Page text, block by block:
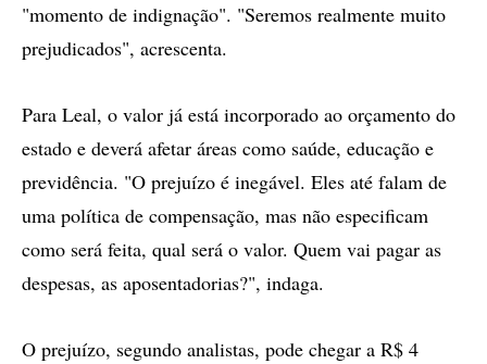
"momento de indignação". "Seremos realmente muito
prejudicados", acrescenta.
Para Leal, o valor já está incorporado ao orçamento do
estado e deverá afetar áreas como saúde, educação e
previdência. "O prejuízo é inegável. Eles até falam de
uma política de compensação, mas não especificam
como será feita, qual será o valor. Quem vai pagar as
despesas, as aposentadorias?", indaga.
O prejuízo, segundo analistas, pode chegar a R$ 4